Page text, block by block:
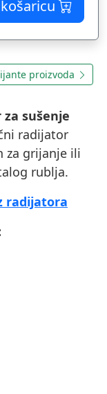
proizvoda
sušenje
radijator
za grijanje ili
rublja.
radijatora